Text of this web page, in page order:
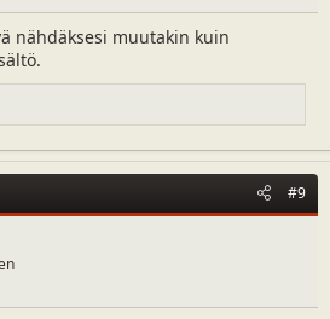
nähdäksesi muutakin kuin
#9